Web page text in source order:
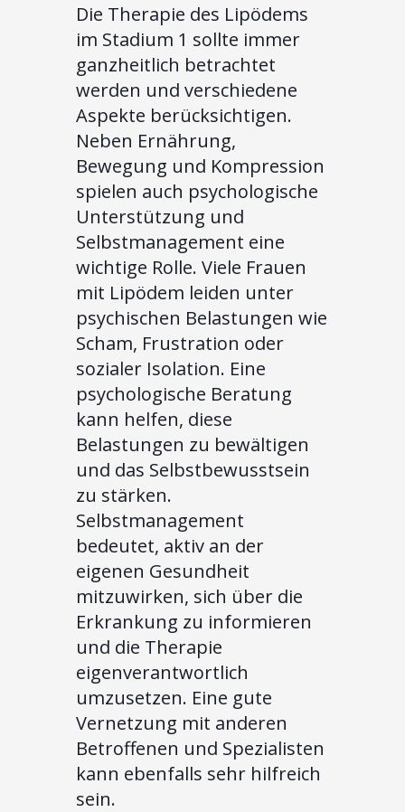
Die Therapie des Lipödems
im Stadium 1 sollte immer
ganzheitlich betrachtet
werden und verschiedene
Aspekte berücksichtigen.
Neben Ernährung,
Bewegung und Kompression
spielen auch psychologische
Unterstützung und
Selbstmanagement eine
wichtige Rolle. Viele Frauen
mit Lipödem leiden unter
psychischen Belastungen wie
Scham, Frustration oder
sozialer Isolation. Eine
psychologische Beratung
kann helfen, diese
Belastungen zu bewältigen
und das Selbstbewusstsein
zu stärken.
Selbstmanagement
bedeutet, aktiv an der
eigenen Gesundheit
mitzuwirken, sich über die
Erkrankung zu informieren
und die Therapie
eigenverantwortlich
umzusetzen. Eine gute
Vernetzung mit anderen
Betroffenen und Spezialisten
kann ebenfalls sehr hilfreich
sein.